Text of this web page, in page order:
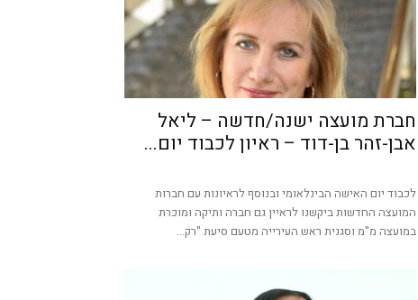
חברת מועצה ישנה/חדשה – ליאל
אבן-זהר בן-דוד – ראיון לכבוד יום...
לכבוד יום האישה הבינלאומי ובנוסף לראיונות עם חברות
המועצה החדשות ביקשנו לראיין גם חברה ותיקה ומוכרת
במועצה מ"מ וסגנית ראש העירייה מטעם סיעת "רק...